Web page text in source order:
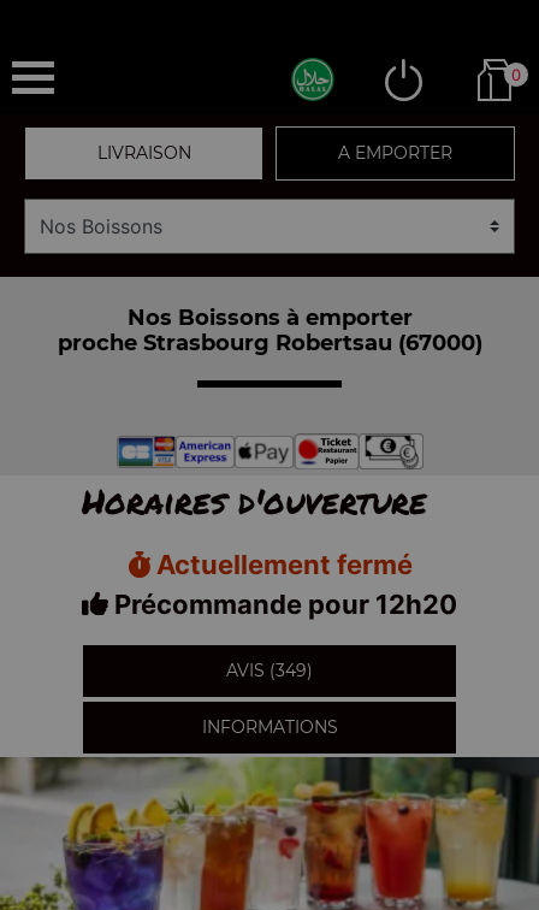
0
LIVRAISON A EMPORTER
Nos Boissons à emporter
proche Strasbourg Robertsau (67000)
Horaires d'ouverture
Actuellement fermé
Précommande pour 12h20
AVIS (349)
INFORMATIONS